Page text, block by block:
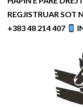
REGJISTRUAR SOT
+383 48 214 407